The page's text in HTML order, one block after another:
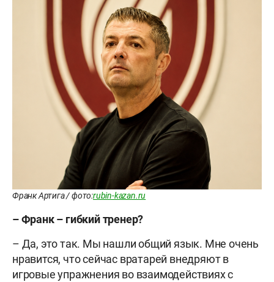
Франк Артига / фото:rubin-kazan.ru
– Франк – гибкий тренер?
– Да, это так. Мы нашли общий язык. Мне очень
нравится, что сейчас вратарей внедряют в
игровые упражнения во взаимодействиях с